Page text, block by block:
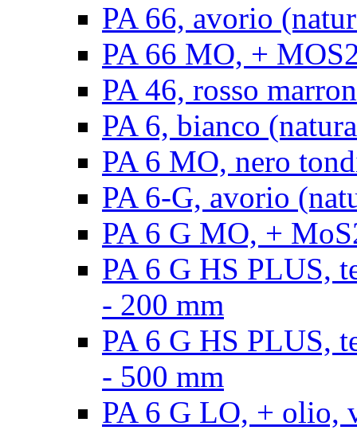
PA 66, avorio
PA 66 MO, +
PA 46, rosso
PA 6, bianco
PA 6 MO, nero
PA 6-G, avorio
PA 6 G MO, +
PA 6 G HS PLUS,
- 200 mm
PA 6 G HS PLUS,
- 500 mm
PA 6 G LO, + olio,